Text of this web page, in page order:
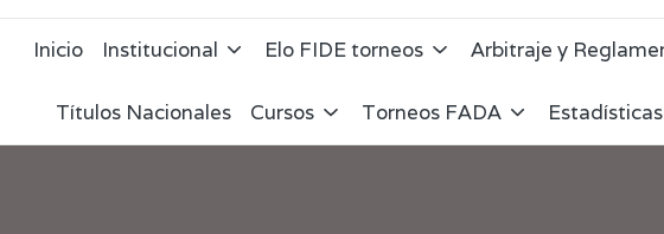
Inicio Institucional Elo FIDE torneos Arbitraje y
Títulos Nacionales Cursos Torneos FADA